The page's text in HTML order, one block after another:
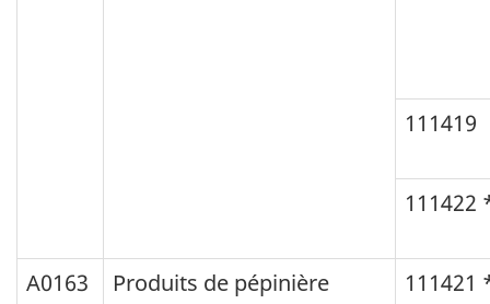
111419
111422
A0163 Produits de pépinière 111421